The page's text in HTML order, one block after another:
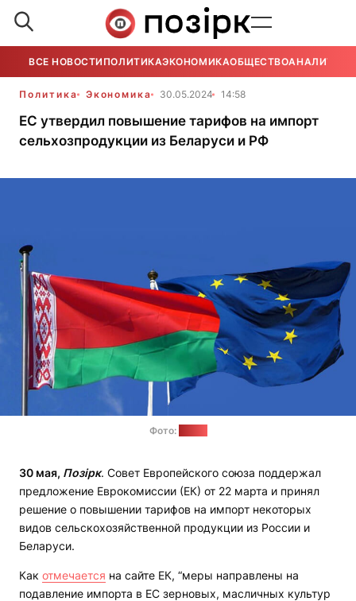
ВСЕ НОВОСТИ ПОЛИТИКАЭКОНОМИКАОБЩЕСТВОАНАЛИТИКА
Политика Экономика 30.05.2024 14:58
ЕС утвердил повышение тарифов на импорт
сельхозпродукции из Беларуси и РФ
Фото:
30 мая, Позірк. Совет Европейского союза поддержал
предложение Еврокомиссии (ЕК) от 22 марта и принял
решение о повышении тарифов на импорт некоторых
видов сельскохозяйственной продукции из России и
Беларуси.
Как отмечается на сайте ЕК, “меры направлены на
подавление импорта в ЕС зерновых, масличных культур